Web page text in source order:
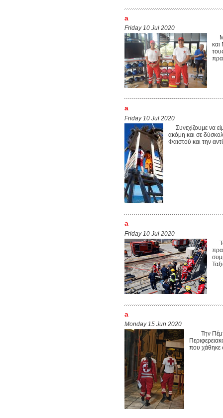
a
Friday 10 Jul 2020
και
a
Friday 10 Jul 2020
Συνεχίζουμε να
ακόμη και σε
Φαιστού και την
a
Friday 10 Jul 2020
Το
a
Monday 15 Jun 2020
Την
που